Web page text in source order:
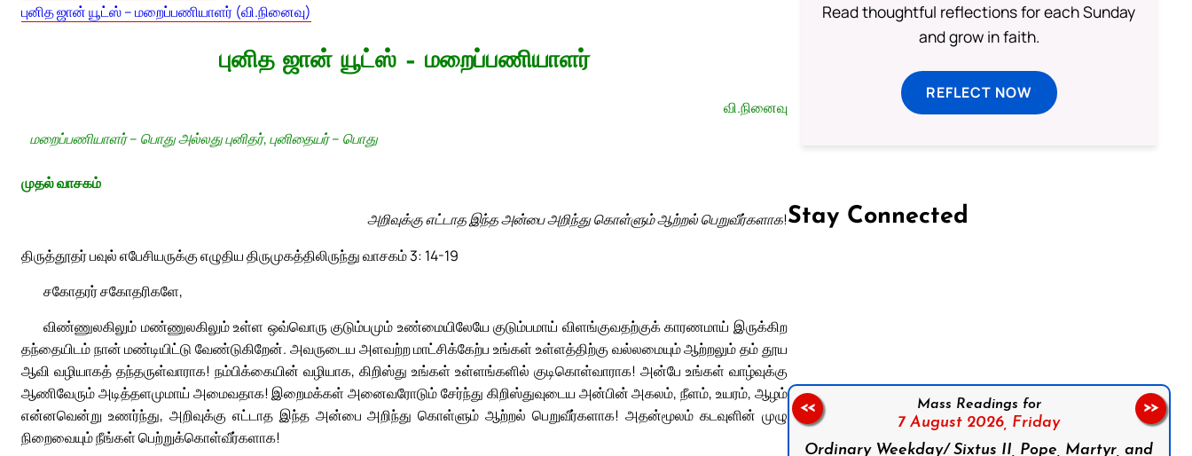
புனித ஜான் யூட்ஸ் – மறைப்பணியாளர் (வி.நினைவு)
புனித ஜான் யூட்ஸ் – மறைப்பணியாளர்
வி.நினைவு
மறைப்பணியாளர் – பொது அல்லது புனிதர், புனிதையர் – பொது
முதல் வாசகம்
அறிவுக்கு எட்டாத இந்த அன்பை அறிந்து கொள்ளும் ஆற்றல் பெறுவீர்களாக!
திருத்தூதர் பவுல் எபேசியருக்கு எழுதிய திருமுகத்திலிருந்து வாசகம் 3: 14-19
சகோதரர் சகோதரிகளே,
விண்ணுலகிலும் மண்ணுலகிலும் உள்ள ஒவ்வொரு குடும்பமும் உண்மையிலேயே குடும்பமாய் விளங்குவதற்குக் காரணமாய் இருக்கிற
தந்தையிடம் நான் மண்டியிட்டு வேண்டுகிறேன். அவருடைய அளவற்ற மாட்சிக்கேற்ப உங்கள் உள்ளத்திற்கு வல்லமையும் ஆற்றலும் தம் தூய
ஆவி வழியாகத் தந்தருள்வாராக! நம்பிக்கையின் வழியாக, கிறிஸ்து உங்கள் உள்ளங்களில் குடிகொள்வாராக! அன்பே உங்கள் வாழ்வுக்கு
ஆணிவேரும் அடித்தளமுமாய் அமைவதாக! இறைமக்கள் அனைவரோடும் சேர்ந்து கிறிஸ்துவுடைய அன்பின் அகலம், நீளம், உயரம், ஆழம்
என்னவென்று உணர்ந்து, அறிவுக்கு எட்டாத இந்த அன்பை அறிந்து கொள்ளும் ஆற்றல் பெறுவீர்களாக! அதன்மூலம் கடவுளின் முழு
நிறைவையும் நீங்கள் பெற்றுக்கொள்வீர்களாக!
Read thoughtful reflections for each Sunday
and grow in faith.
REFLECT NOW
Stay Connected
Mass Readings for
7 August 2026, Friday
Ordinary Weekday/ Sixtus II, Pope, Martyr, and
<< >>